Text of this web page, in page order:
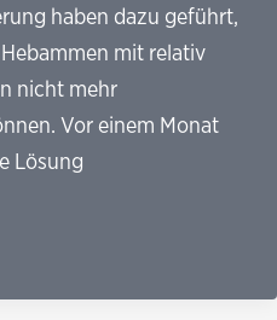
haben dazu geführt,
mit relativ
nicht mehr
Vor einem Monat
Lösung